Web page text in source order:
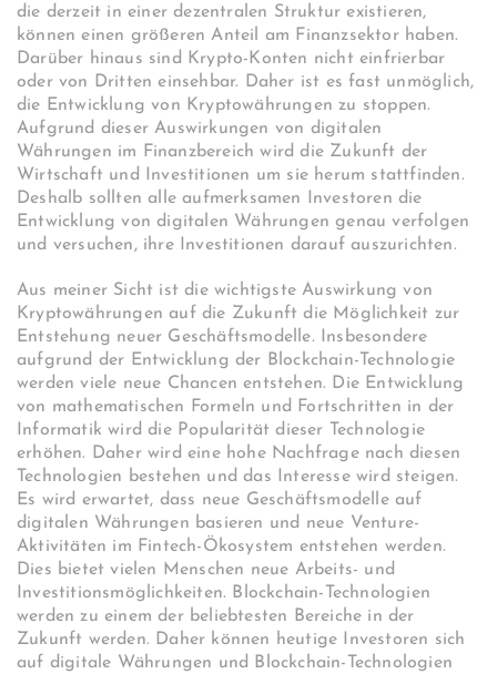
die derzeit in einer dezentralen Struktur existieren,
können einen größeren Anteil am Finanzsektor haben.
Darüber hinaus sind Krypto-Konten nicht einfrierbar
oder von Dritten einsehbar. Daher ist es fast unmöglich,
die Entwicklung von Kryptowährungen zu stoppen.
Aufgrund dieser Auswirkungen von digitalen
Währungen im Finanzbereich wird die Zukunft der
Wirtschaft und Investitionen um sie herum stattfinden.
Deshalb sollten alle aufmerksamen Investoren die
Entwicklung von digitalen Währungen genau verfolgen
und versuchen, ihre Investitionen darauf auszurichten.
Aus meiner Sicht ist die wichtigste Auswirkung von
Kryptowährungen auf die Zukunft die Möglichkeit zur
Entstehung neuer Geschäftsmodelle. Insbesondere
aufgrund der Entwicklung der Blockchain-Technologie
werden viele neue Chancen entstehen. Die Entwicklung
von mathematischen Formeln und Fortschritten in der
Informatik wird die Popularität dieser Technologie
erhöhen. Daher wird eine hohe Nachfrage nach diesen
Technologien bestehen und das Interesse wird steigen.
Es wird erwartet, dass neue Geschäftsmodelle auf
digitalen Währungen basieren und neue Venture-
Aktivitäten im Fintech-Ökosystem entstehen werden.
Dies bietet vielen Menschen neue Arbeits- und
Investitionsmöglichkeiten. Blockchain-Technologien
werden zu einem der beliebtesten Bereiche in der
Zukunft werden. Daher können heutige Investoren sich
auf digitale Währungen und Blockchain-Technologien